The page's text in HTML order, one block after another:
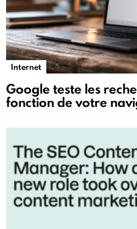
Internet
Google teste les
fonction de votre